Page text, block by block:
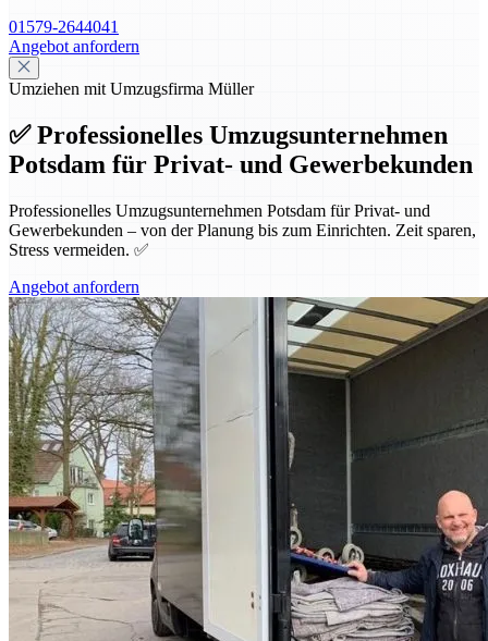
01579-2644041
Angebot anfordern
Umziehen mit Umzugsfirma Müller
✅ Professionelles Umzugsunternehmen
Potsdam für Privat- und Gewerbekunden
Professionelles Umzugsunternehmen Potsdam für Privat- und
Gewerbekunden – von der Planung bis zum Einrichten. Zeit sparen,
Stress vermeiden. ✅
Angebot anfordern